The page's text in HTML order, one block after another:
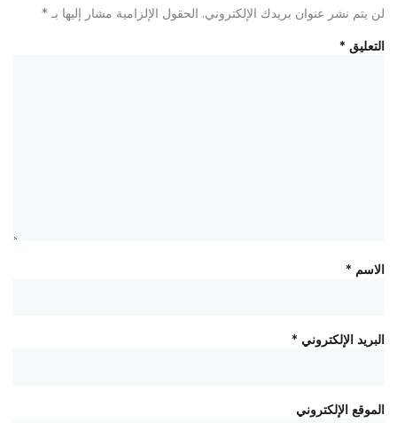
لن يتم نشر عنوان بريدك الإلكتروني. الحقول الإلزامية مشار إليها بـ *
التعليق *
الاسم *
البريد الإلكتروني *
الموقع الإلكتروني